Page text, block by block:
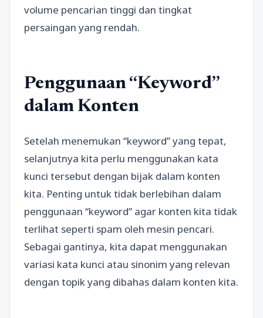
volume pencarian tinggi dan tingkat
persaingan yang rendah.
Penggunaan “Keyword”
dalam Konten
Setelah menemukan “keyword” yang tepat,
selanjutnya kita perlu menggunakan kata
kunci tersebut dengan bijak dalam konten
kita. Penting untuk tidak berlebihan dalam
penggunaan “keyword” agar konten kita tidak
terlihat seperti spam oleh mesin pencari.
Sebagai gantinya, kita dapat menggunakan
variasi kata kunci atau sinonim yang relevan
dengan topik yang dibahas dalam konten kita.